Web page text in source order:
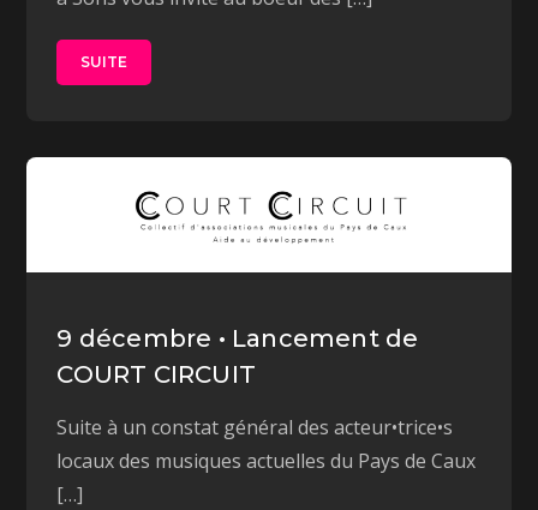
SUITE
9 décembre • Lancement de
COURT CIRCUIT
Suite à un constat général des acteur•trice•s
locaux des musiques actuelles du Pays de Caux
[…]